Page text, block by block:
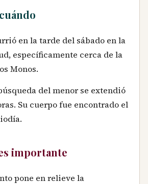
en la tarde del sábado en la
específicamente cerca de la
Monos.
del menor se extendió
Su cuerpo fue encontrado el
importante
pone en relieve la